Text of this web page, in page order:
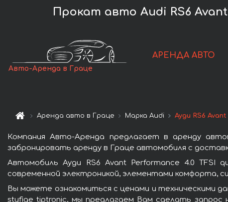
Прокат авто Audi RS6
Авто-Аренда в Граце
АРЕНДА АВТО
Аренда авто в Граце Марка Audi Ауди RS6
Компания Авто-Аренда предлагает в аренду
забронировать аренду в Граце автомобиля с
Автомобиль Ауди RS6 Avant Performance 4.0 TFSI
современной электроникой, элементами комфорта,
Вы можете ознакомиться с ценами и техническими
stufige tiptronic, мы предлагаем Вам сделать запрос